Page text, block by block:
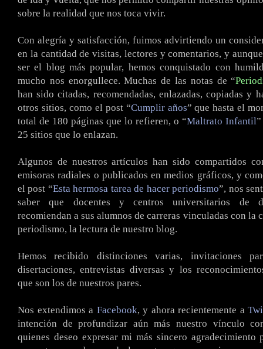
sobre la realidad que nos toca vivir.
Con alegría y satisfacción, fuimos advirtiendo un
en la cantidad de visitas, lectores y comentarios, y
ser el blog más popular, hemos conquistado con
mucho nos enorgullece. Muchas de las notas de “
han sido citadas, recomendadas, enlazadas, copiadas y
otros sitios, como el post “Cumplir años” que hasta el
total de 180 páginas que lo refieren, o “Maltrato Infantil
25 sitios que lo enlazan.
Algunos de nuestros artículos han sido compartidos
emisoras radiales o publicados en medios gráficos, y
el post “Esta hermosa tarea de hacer periodismo”, nos
saber que docentes y centros universitarios de
recomiendan a sus alumnos de carreras vinculadas con la
periodismo, la lectura de nuestro blog.
Hemos recibido distinciones varias, invitaciones
disertaciones, entrevistas diversas y los
que son los de nuestros pares.
Nos extendimos a Facebook, y ahora recientemente a
intención de profundizar aún más nuestro vínculo
quienes deseo expresar mi más sincero agradecimiento